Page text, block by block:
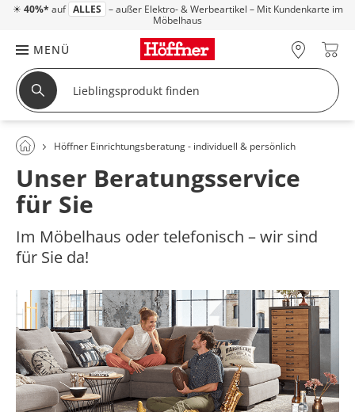
☀ 40%* auf ALLES – außer Elektro- & Werbeartikel – Mit Kundenkarte im
Möbelhaus
MENÜ
Höffner Einrichtungsberatung - individuell & persönlich
Unser Beratungsservice
für Sie
Im Möbelhaus oder telefonisch – wir sind
für Sie da!